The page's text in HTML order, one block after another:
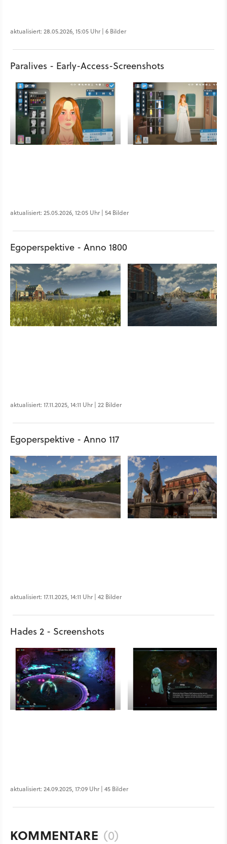
aktualisiert: 28.05.2026, 15:05 Uhr | 6 Bilder
Paralives - Early-Access-Screenshots
aktualisiert: 25.05.2026, 12:05 Uhr | 54 Bilder
Egoperspektive - Anno 1800
aktualisiert: 17.11.2025, 14:11 Uhr | 22 Bilder
Egoperspektive - Anno 117
aktualisiert: 17.11.2025, 14:11 Uhr | 42 Bilder
Hades 2 - Screenshots
aktualisiert: 24.09.2025, 17:09 Uhr | 45 Bilder
KOMMENTARE (0)